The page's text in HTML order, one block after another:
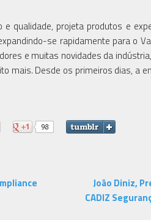
qualidade, projeta produtos e
se rapidamente para o
e muitas novidades da
mais. Desde os primeiros dias, a
João Diniz,
CADIZ